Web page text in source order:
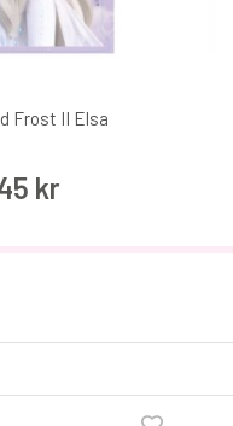
Frost II Elsa
kr